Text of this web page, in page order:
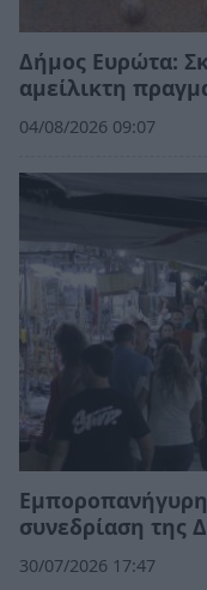
Δήμος Ευρώτα:
αμείλικτη
04/08/2026 09:07
συνεδρίαση της
30/07/2026 17:47